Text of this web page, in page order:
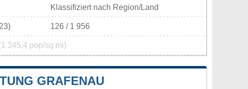
Klassifiziert nach Region/Land
126 / 1 956
345,4 pop/sq mi)
GRAFENAU